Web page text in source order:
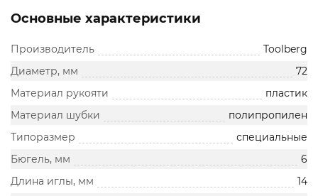
Основные характеристики
Производитель
Toolberg
Диаметр, мм
72
Материал рукояти
пластик
Материал шубки
полипропилен
Типоразмер
специальные
Бюгель, мм
6
Длина иглы, мм
14